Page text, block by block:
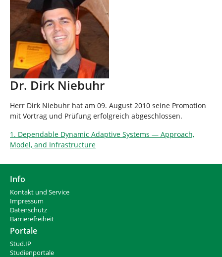
Dr. Dirk Niebuhr
Herr Dirk Niebuhr hat am 09. August 2010 seine Promotion
mit Vortrag und Prüfung erfolgreich abgeschlossen.
1. Dependable Dynamic Adaptive Systems — Approach,
Model, and Infrastructure
Info
Kontakt und Service
Impressum
Datenschutz
Barrierefreiheit
Portale
Stud.IP
Studienportale